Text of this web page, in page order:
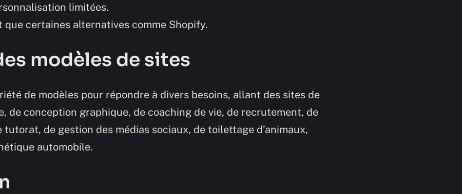
limitées.
que certaines alternatives comme Shopify.
modèles de sites
de modèles pour répondre à divers besoins, allant des sites de
de conception graphique, de coaching de vie, de recrutement, de
tutorat, de gestion des médias sociaux, de toilettage d’animaux,
automobile.